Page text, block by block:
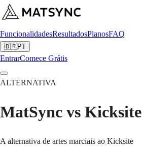
FuncionalidadesResultadosPlanosFAQ
🇧🇷PT
EntrarComece Grátis
ALTERNATIVA
MatSync vs Kicksite
A alternativa de artes marciais ao Kicksite